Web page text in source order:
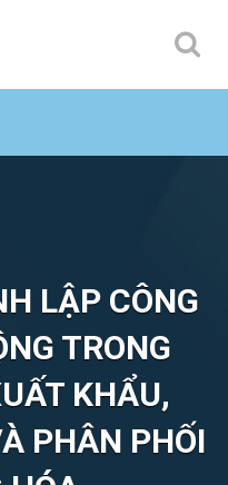
LẬP CÔNG
TRONG
KHẨU,
PHÂN PHỐI